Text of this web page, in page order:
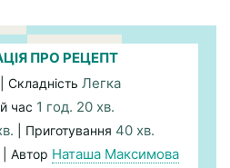
ПРО РЕЦЕПТ
| Складність Легка
час 1 год. 20 хв.
| Приготування 40 хв.
| Автор Наташа Максимова